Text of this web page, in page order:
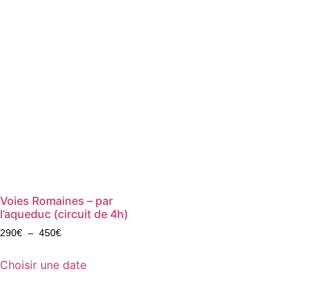
Voies Romaines – par
l’aqueduc (circuit de 4h)
290€ – 450€
Choisir une date